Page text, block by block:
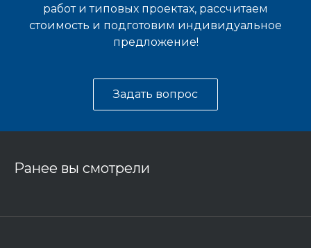
работ и типовых проектах, рассчитаем
стоимость и подготовим индивидуальное
предложение!
Задать вопрос
Ранее вы смотрели